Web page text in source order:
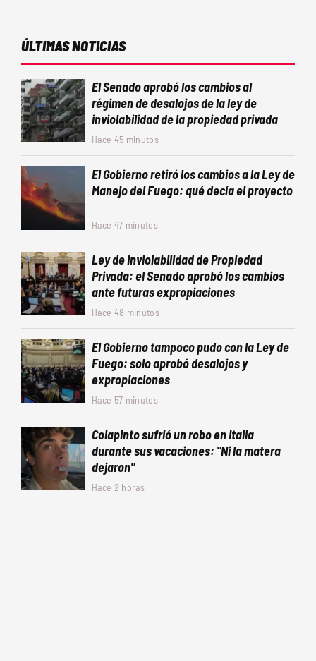
ÚLTIMAS NOTICIAS
El Senado aprobó los cambios al
régimen de desalojos de la ley de
inviolabilidad de la propiedad privada
Hace 45 minutos
El Gobierno retiró los cambios a la Ley de
Manejo del Fuego: qué decía el proyecto
Hace 47 minutos
Ley de Inviolabilidad de Propiedad
Privada: el Senado aprobó los cambios
ante futuras expropiaciones
Hace 48 minutos
El Gobierno tampoco pudo con la Ley de
Fuego: solo aprobó desalojos y
expropiaciones
Hace 57 minutos
Colapinto sufrió un robo en Italia
durante sus vacaciones: "Ni la matera
dejaron"
Hace 2 horas